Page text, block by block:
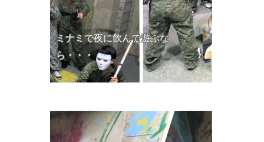
ミナミで夜に飲んで遊ぶな
ら・・・